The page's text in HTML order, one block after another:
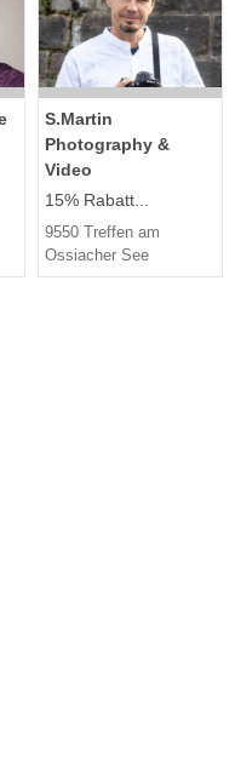
S.Martin
Photography &
Video
15% Rabatt...
9550 Treffen am
Ossiacher See